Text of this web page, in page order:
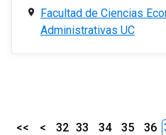
Facultad de Ciencias
Administrativas UC
<< < 32 33 34 35 36